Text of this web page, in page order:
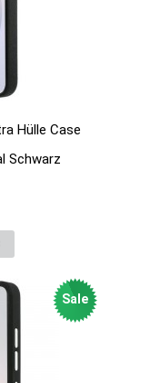
Hülle Case
Schwarz
Sale